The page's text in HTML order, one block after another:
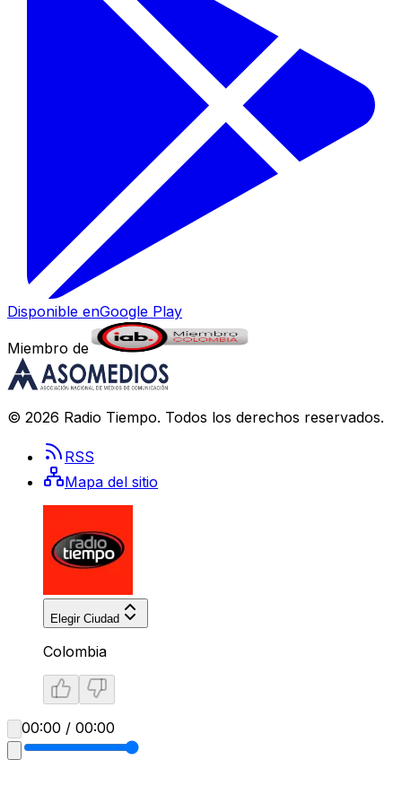
Disponible enGoogle Play
Miembro de
© 2026 Radio Tiempo. Todos los derechos reservados.
RSS
Mapa del sitio
Elegir Ciudad
Colombia
00:00 / 00:00